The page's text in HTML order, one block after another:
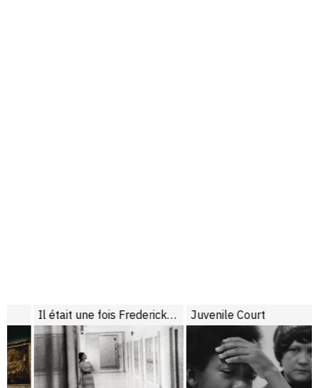
Il était une fois Frederick Wiseman Juvenile Court